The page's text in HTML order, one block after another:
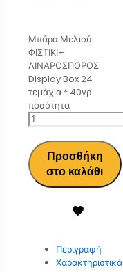
Μπάρα Μελιού
ΦΙΣΤΙΚΙ+
ΛΙΝΑΡΟΣΠΟΡΟΣ
Display Box 24
τεμάχια * 40γρ
ποσότητα
Προσθήκη
στο καλάθι
Περιγραφή
Χαρακτηριστικά